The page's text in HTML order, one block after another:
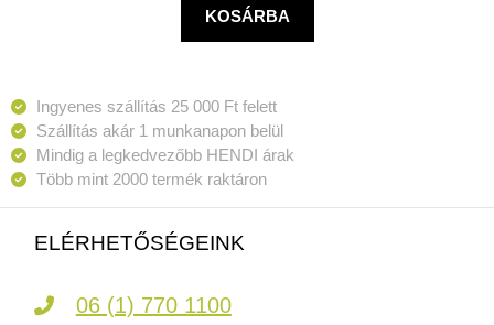
KOSÁRBA
Ingyenes szállítás 25 000 Ft felett
Szállítás akár 1 munkanapon belül
Mindig a legkedvezőbb HENDI árak
Több mint 2000 termék raktáron
ELÉRHETŐSÉGEINK
06 (1) 770 1100